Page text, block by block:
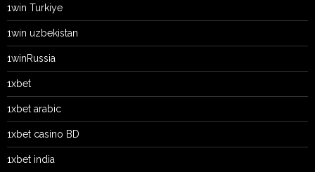
1win Turkiye
1win uzbekistan
1winRussia
1xbet
1xbet arabic
1xbet casino BD
1xbet india